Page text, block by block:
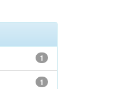
1
1